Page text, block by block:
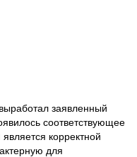
заявленный
соответствующее
корректной
для